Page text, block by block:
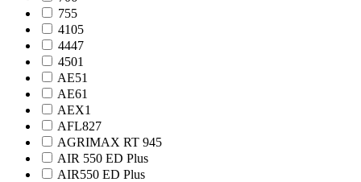
755
4105
4447
4501
AE51
AE61
AEX1
AFL827
AGRIMAX RT 945
AIR 550 ED Plus
AIR550 ED Plus